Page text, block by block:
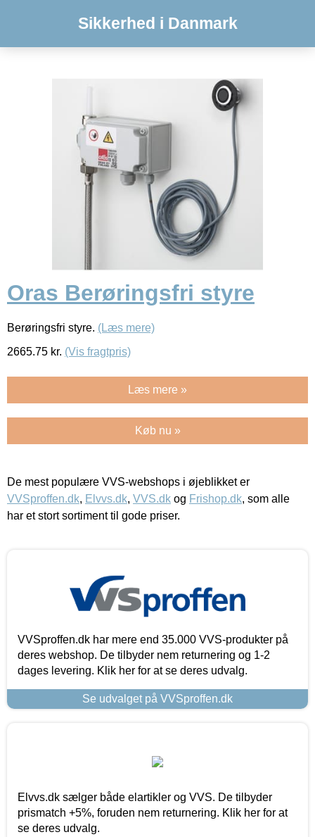
Sikkerhed i Danmark
Oras Berøringsfri styre
Berøringsfri styre. (Læs mere)
2665.75 kr. (Vis fragtpris)
Læs mere »
Køb nu »
De mest populære VVS-webshops i øjeblikket er
VVSproffen.dk, Elvvs.dk, VVS.dk og Frishop.dk, som alle
har et stort sortiment til gode priser.
VVSproffen.dk har mere end 35.000 VVS-produkter på
deres webshop. De tilbyder nem returnering og 1-2
dages levering. Klik her for at se deres udvalg.
Se udvalget på VVSproffen.dk
Elvvs.dk sælger både elartikler og VVS. De tilbyder
prismatch +5%, foruden nem returnering. Klik her for at
se deres udvalg.